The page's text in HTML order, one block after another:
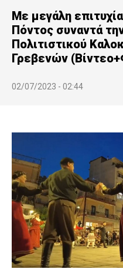
Με μεγάλη
Πόντος συναντά
Πολιτιστικού
Γρεβενών
02/07/2023 - 02:44